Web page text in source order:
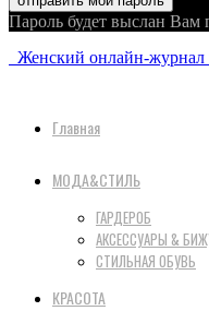
Пароль будет выслан Вам
Женский онлайн-журнал
Главная
МОДА&СТИЛЬ
ГАРДЕРОБ
АКСЕССУАРЫ &
СТИЛЬНАЯ ОБУВЬ
КРАСОТА